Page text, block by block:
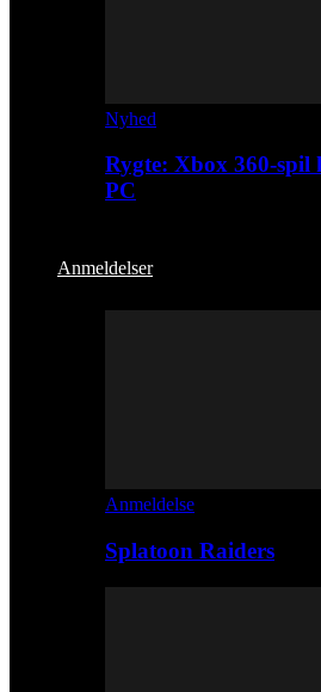
Nyhed
Rygte: Xbox 360-
PC
Anmeldelser
Anmeldelse
Splatoon Raiders